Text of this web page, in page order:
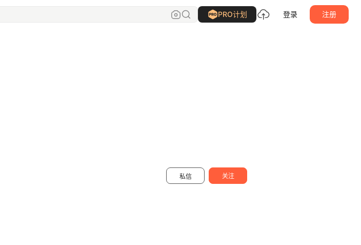
PRO计划 登录 注册
私信 关注
潘祝祝 关注